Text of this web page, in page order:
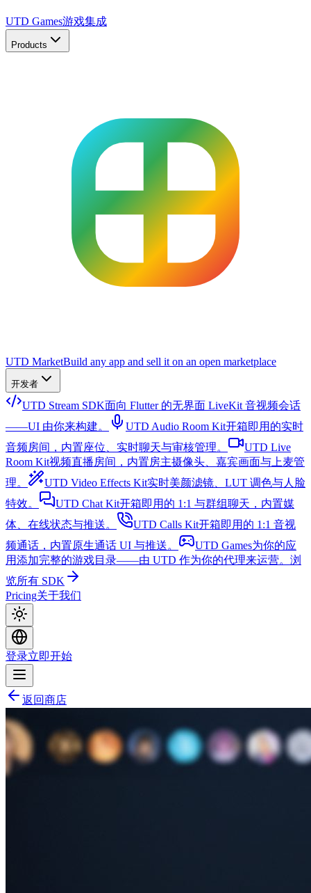
UTD Games游戏集成
Products
UTD MarketBuild any app and sell it on an open marketplace
开发者
UTD Stream SDK面向 Flutter 的无界面 LiveKit 音视频会话
——UI 由你来构建。
UTD Audio Room Kit开箱即用的实时
音频房间，内置座位、实时聊天与审核管理。
UTD Live
Room Kit视频直播房间，内置房主摄像头、嘉宾画面与上麦管
理。
UTD Video Effects Kit实时美颜滤镜、LUT 调色与人脸
特效。
UTD Chat Kit开箱即用的 1:1 与群组聊天，内置媒
体、在线状态与推送。
UTD Calls Kit开箱即用的 1:1 音视
频通话，内置原生通话 UI 与推送。
UTD Games为你的应
用添加完整的游戏目录——由 UTD 作为你的代理来运营。 浏
览所有 SDK
Pricing关于我们
登录立即开始
返回商店